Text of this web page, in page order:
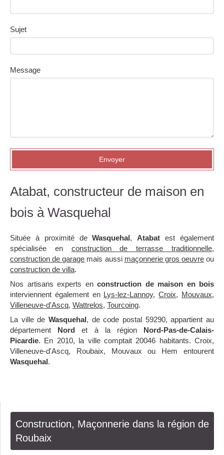
Sujet
Message
Envoyer
Atabat, constructeur de maison en
bois à Wasquehal
Située à proximité deWasquehal,Atabat est également
spécialisée en construction de terrasse traditionnelle,
construction de garage mais aussi maçonnerie gros oeuvreou
construction de villa.
Nos artisans experts en construction de maison en bois
interviennent également en Lys-lez-Lannoy,Croix, Mouvaux,
Villeneuve-d'Ascq, Wattrelos, Tourcoing.
La ville de Wasquehal, de code postal 59290, appartient au
département Nord et à la région Nord-Pas-de-Calais-
Picardie. En 2010, la ville comptait 20046 habitants. Croix,
Villeneuve-d'Ascq, Roubaix, Mouvaux ou Hem entourent
Wasquehal.
Construction, Maçonnerie dans la région de
Roubaix